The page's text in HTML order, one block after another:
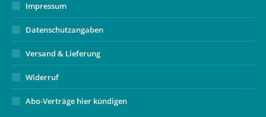
Impressum
Datenschutzangaben
Versand & Lieferung
Widerruf
Abo-Verträge hier kündigen